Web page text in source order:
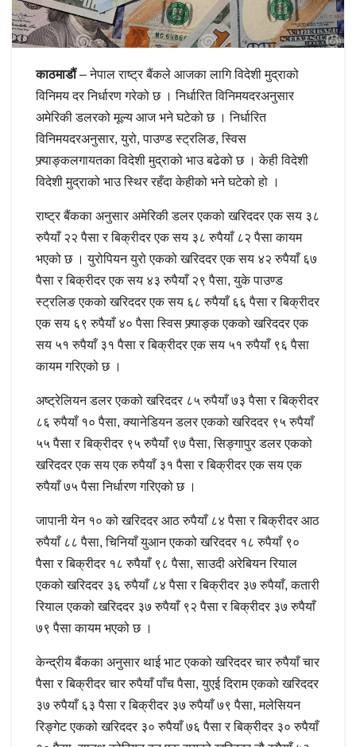
काठमाडौं– नेपाल राष्ट्र बैंकले आजका लागि विदेशी मुद्राको
विनिमय दर निर्धारण गरेको छ । निर्धारित विनिमयदरअनुसार
अमेरिकी डलरको मूल्य आज भने घटेको छ । निर्धारित
विनिमयदरअनुसार, युरो, पाउण्ड स्ट्रलिङ, स्विस
फ्र्याङ्कलगायतका विदेशी मुद्राको भाउ बढेको छ । केही विदेशी
विदेशी मुद्राको भाउ स्थिर रहँदा केहीको भने घटेको हो ।
राष्ट्र बैंकका अनुसार अमेरिकी डलर एकको खरिददर एक सय ३८
रुपैयाँ २२ पैसा र बिक्रीदर एक सय ३८ रुपैयाँ ८२ पैसा कायम
भएको छ । युरोपियन युरो एकको खरिददर एक सय ४२ रुपैयाँ ६७
पैसा र बिक्रीदर एक सय ४३ रुपैयाँ २९ पैसा, युके पाउण्ड
स्ट्रलिङ एकको खरिददर एक सय ६८ रुपैयाँ ६६ पैसा र बिक्रीदर
एक सय ६९ रुपैयाँ ४० पैसा स्विस फ्र्याङ्क एकको खरिददर एक
सय ५१ रुपैयाँ ३१ पैसा र बिक्रीदर एक सय ५१ रुपैयाँ ९६ पैसा
कायम गरिएको छ ।
अष्ट्रेलियन डलर एकको खरिददर ८५ रुपैयाँ ७३ पैसा र बिक्रीदर
८६ रुपैयाँ १० पैसा, क्यानेडियन डलर एकको खरिददर ९५ रुपैयाँ
५५ पैसा र बिक्रीदर ९५ रुपैयाँ ९७ पैसा, सिङ्गापुर डलर एकको
खरिददर एक सय एक रुपैयाँ ३१ पैसा र बिक्रीदर एक सय एक
रुपैयाँ ७५ पैसा निर्धारण गरिएको छ ।
जापानी येन १० को खरिददर आठ रुपैयाँ ८४ पैसा र बिक्रीदर आठ
रुपैयाँ ८८ पैसा, चिनियाँ युआन एकको खरिददर १८ रुपैयाँ ९०
पैसा र बिक्रीदर १८ रुपैयाँ ९८ पैसा, साउदी अरेबियन रियाल
एकको खरिददर ३६ रुपैयाँ ८४ पैसा र बिक्रीदर ३७ रुपैयाँ, कतारी
रियाल एकको खरिददर ३७ रुपैयाँ ९२ पैसा र बिक्रीदर ३७ रुपैयाँ
७९ पैसा कायम भएको छ ।
केन्द्रीय बैंकका अनुसार थाई भाट एकको खरिददर चार रुपैयाँ चार
पैसा र बिक्रीदर चार रुपैयाँ पाँच पैसा, युएई दिराम एकको खरिददर
३७ रुपैयाँ ६३ पैसा र बिक्रीदर ३७ रुपैयाँ ७९ पैसा, मलेसियन
रिङ्गेट एकको खरिददर ३० रुपैयाँ ७६ पैसा र बिक्रीदर ३० रुपैयाँ